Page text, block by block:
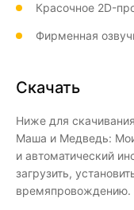
Красочное 2D-
Фирменная
Скачать
Ниже для
Маша и Медведь:
и автоматический
загрузить,
времяпровождению.